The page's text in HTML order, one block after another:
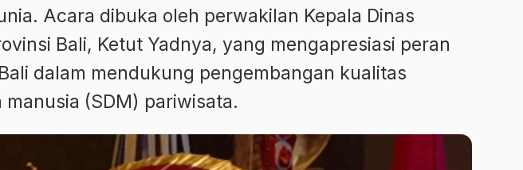
Acara dibuka oleh perwakilan Kepala Dinas
Bali, Ketut Yadnya, yang mengapresiasi peran
dalam mendukung pengembangan kualitas
manusia (SDM) pariwisata.